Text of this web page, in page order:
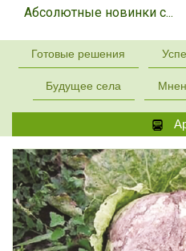
Абсолютные новинки с...
Готовые решения
Будущее села